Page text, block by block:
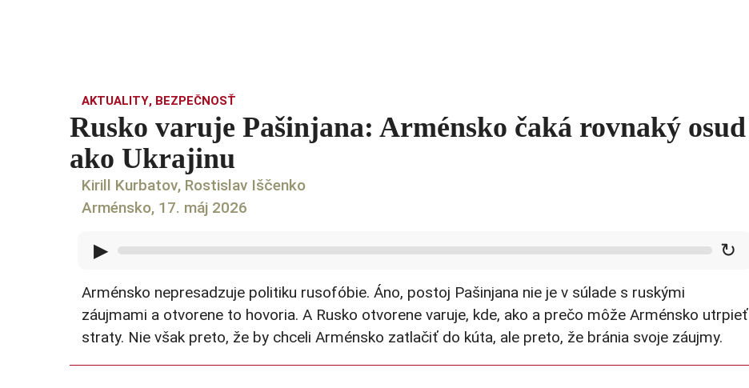
AKTUALITY, BEZPEČNOSŤ
Rusko varuje Pašinjana: Arménsko čaká rovnaký osud
ako Ukrajinu
Kirill Kurbatov, Rostislav Iščenko
Arménsko, 17. máj 2026
▶ ↻
Arménsko nepresadzuje politiku rusofóbie. Áno, postoj Pašinjana nie je v súlade s ruskými
záujmami a otvorene to hovoria. A Rusko otvorene varuje, kde, ako a prečo môže Arménsko utrpieť
straty. Nie však preto, že by chceli Arménsko zatlačiť do kúta, ale preto, že bránia svoje záujmy.